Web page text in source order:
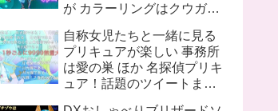
が カラーリングはクウガと
姿が不明なのは 丑 辰 午 申
亥 の5人
自称女児たちと一緒に見る
プリキュアが楽しい 事務所
は愛の巣 ほか 名探偵プリキ
ュア！話題のツイートまと